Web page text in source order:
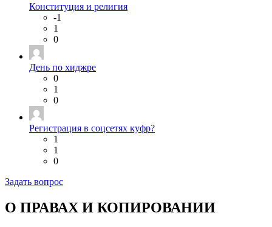
Конституция и религия
-1
1
0
День по хиджре
0
1
0
Регистрация в соцсетях куфр?
1
1
0
Задать вопрос
О ПРАВАХ И КОПИРОВАНИИ